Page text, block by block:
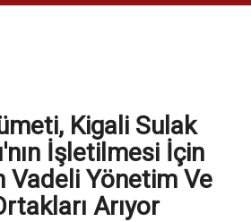
Kigali Sulak
İşletilmesi İçin
Vadeli Yönetim Ve
Arıyor